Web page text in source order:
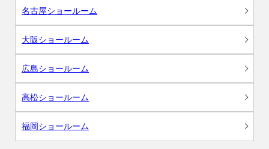
名古屋ショールーム
大阪ショールーム
広島ショールーム
高松ショールーム
福岡ショールーム